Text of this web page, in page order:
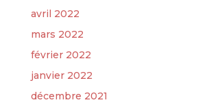
avril 2022
mars 2022
février 2022
janvier 2022
décembre 2021